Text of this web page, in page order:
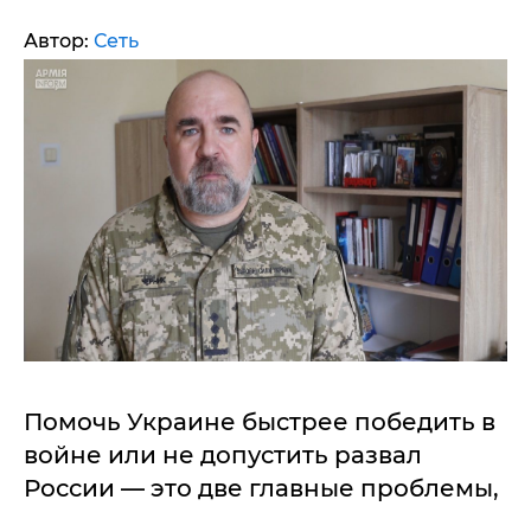
Автор: Сеть
Помочь Украине быстрее победить в
войне или не допустить развал
России — это две главные проблемы,